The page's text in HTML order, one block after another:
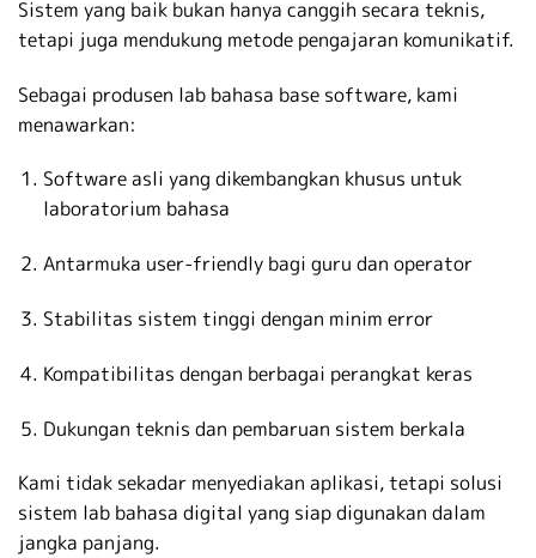
Sistem yang baik bukan hanya canggih secara teknis,
tetapi juga mendukung metode pengajaran komunikatif.
Sebagai produsen lab bahasa base software, kami
menawarkan:
Software asli yang dikembangkan khusus untuk
laboratorium bahasa
Antarmuka user-friendly bagi guru dan operator
Stabilitas sistem tinggi dengan minim error
Kompatibilitas dengan berbagai perangkat keras
Dukungan teknis dan pembaruan sistem berkala
Kami tidak sekadar menyediakan aplikasi, tetapi solusi
sistem lab bahasa digital yang siap digunakan dalam
jangka panjang.